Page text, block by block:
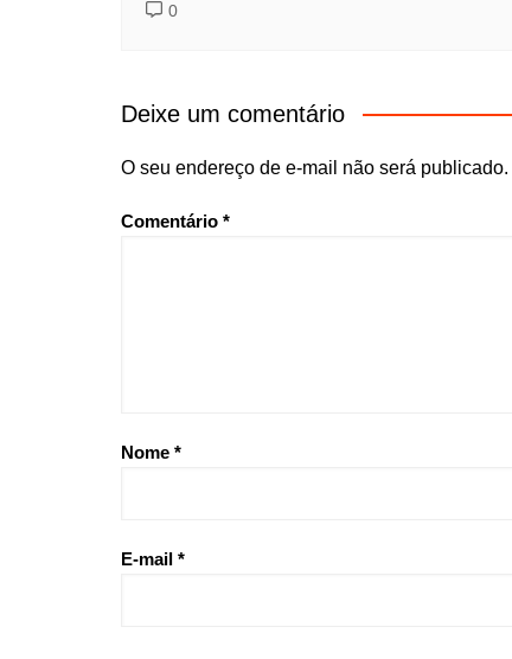
0
Deixe um comentário
O seu endereço de e-mail não será publicado.
Comentário *
Nome *
E-mail *